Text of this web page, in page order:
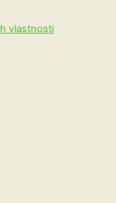
vlastnosti